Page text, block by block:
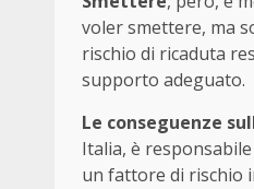
voler smettere, ma
rischio di ricaduta
supporto adeguato.
Le conseguenze
Italia, è
un fattore di rischio